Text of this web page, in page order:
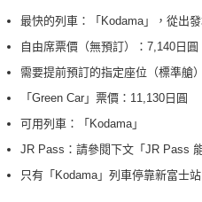
最快的列車：「Kodama」，從出
自由席票價（無預訂）：7,140日圓
需要提前預訂的指定座位（標準艙
「Green Car」票價：11,130日圓
可用列車：「Kodama」
JR Pass：請參閱下文「JR Pass
只有「Kodama」列車停靠新富士